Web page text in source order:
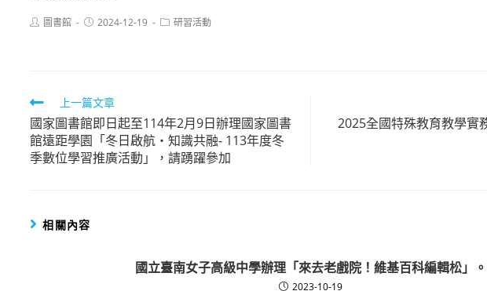
Post圖書館
Post2024-12-19
Post研習活動
Read
more
articles
上一篇文章
國家圖書館即日起至114年2月9日辦理國家圖書
館遠距學園「冬日啟航‧知識共融- 113年度冬
季數位學習推廣活動」，請踴躍參加
2025全國特殊教育教學實
相關內容
國立臺南女子高級中學辦理「來去老戲院！維基百科編輯松」。
2023-10-19